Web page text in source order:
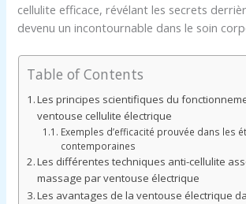
cellulite efficace, révélant les secrets
devenu un incontournable dans le soin
Table of Contents
Les principes scientifiques du
ventouse cellulite électrique
Exemples d’efficacité prouvée dans les
contemporaines
Les différentes techniques anti-cellulite
massage par ventouse électrique
Les avantages de la ventouse électrique